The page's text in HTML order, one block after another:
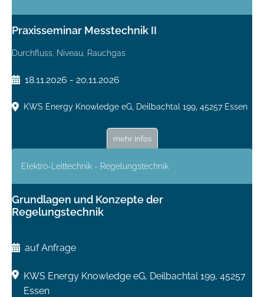
Praxisseminar Messtechnik II
Durchfluss, Niveau, Rauchgas
18.11.2026 - 20.11.2026
KWS Energy Knowledge eG, Deilbachtal 199, 45257 Essen
mehr infos
Elektro-Leittechnik - Regelungstechnik
Grundlagen und Konzepte der
Regelungstechnik
auf Anfrage
KWS Energy Knowledge eG, Deilbachtal 199, 45257
Essen